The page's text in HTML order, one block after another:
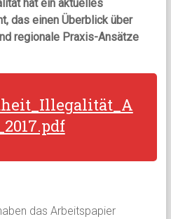
hat ein aktuelles
das einen Überblick über
regionale Praxis-Ansätze
das Arbeitspapier